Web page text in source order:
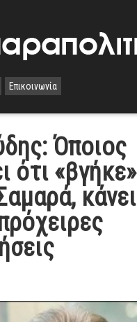
Επικοινωνία
Όποιος
ότι «βγήκε»
κάνει